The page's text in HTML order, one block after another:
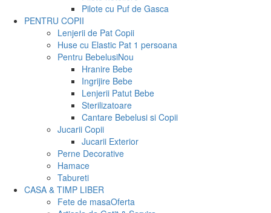
Pilote cu Puf de Gasca
PENTRU COPII
Lenjerii de Pat Copii
Huse cu Elastic Pat 1 persoana
Pentru BebelusiNou
Hranire Bebe
Ingrijire Bebe
Lenjerii Patut Bebe
Sterilizatoare
Cantare Bebelusi si Copii
Jucarii Copii
Jucarii Exterior
Perne Decorative
Hamace
Tabureti
CASA & TIMP LIBER
Fete de masaOferta